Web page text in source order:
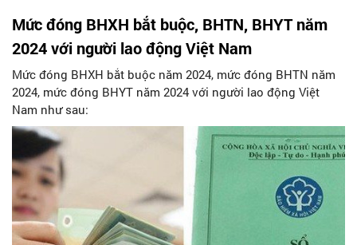
Mức đóng BHXH bắt buộc, BHTN, BHYT năm
2024 với người lao động Việt Nam
Mức đóng BHXH bắt buộc năm 2024, mức đóng BHTN năm
2024, mức đóng BHYT năm 2024 với người lao động Việt
Nam như sau: